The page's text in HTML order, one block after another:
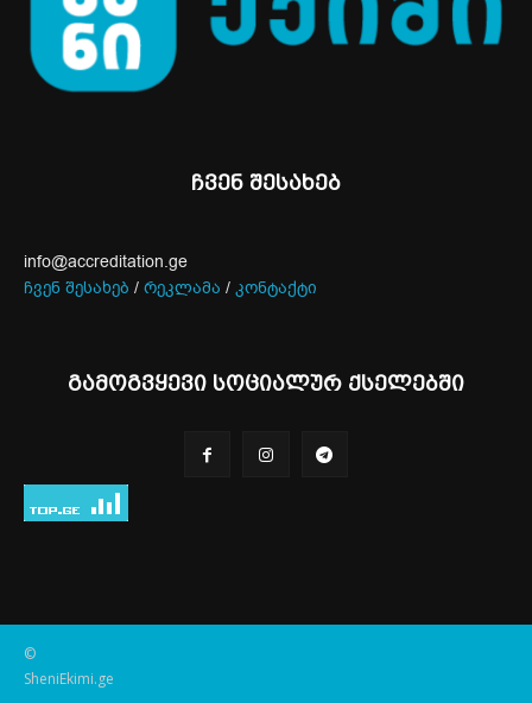
ჩვენ შესახებ
info@accreditation.ge
ჩვენ შესახებ / რეკლამა / კონტაქტი
გამოგვყევი სოციალურ ქსელებში
©
SheniEkimi.ge